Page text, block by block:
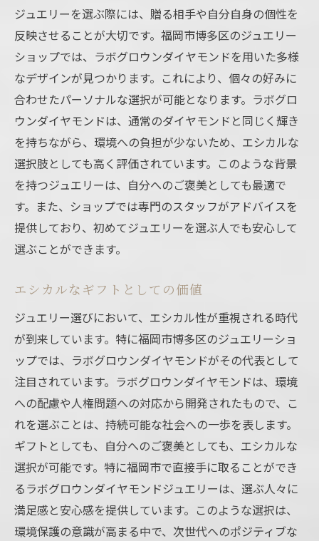
ジュエリーを選ぶ際には、贈る相手や自分自身の個性を
反映させることが大切です。福岡市博多区のジュエリー
ショップでは、ラボグロウンダイヤモンドを用いた多様
なデザインが見つかります。これにより、個々の好みに
合わせたパーソナルな選択が可能となります。ラボグロ
ウンダイヤモンドは、通常のダイヤモンドと同じく輝き
を持ちながら、環境への負担が少ないため、エシカルな
選択肢としても高く評価されています。このような背景
を持つジュエリーは、自分へのご褒美としても最適で
す。また、ショップでは専門のスタッフがアドバイスを
提供しており、初めてジュエリーを選ぶ人でも安心して
選ぶことができます。
エシカルなギフトとしての価値
ジュエリー選びにおいて、エシカル性が重視される時代
が到来しています。特に福岡市博多区のジュエリーショ
ップでは、ラボグロウンダイヤモンドがその代表として
注目されています。ラボグロウンダイヤモンドは、環境
への配慮や人権問題への対応から開発されたもので、こ
れを選ぶことは、持続可能な社会への一歩を表します。
ギフトとしても、自分へのご褒美としても、エシカルな
選択が可能です。特に福岡市で直接手に取ることができ
るラボグロウンダイヤモンドジュエリーは、選ぶ人々に
満足感と安心感を提供しています。このような選択は、
環境保護の意識が高まる中で、次世代へのポジティブな